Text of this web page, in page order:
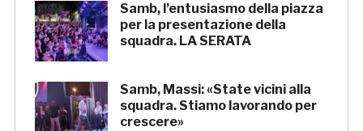
Samb, l’entusiasmo della piazza
per la presentazione della
squadra. LA SERATA
Samb, Massi: «State vicini alla
squadra. Stiamo lavorando per
crescere»